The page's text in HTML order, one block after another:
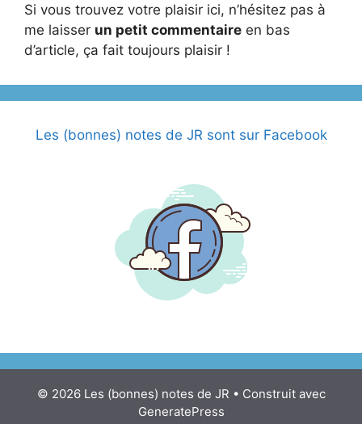
Si vous trouvez votre plaisir ici, n’hésitez pas à
me laisser un petit commentaire en bas
d’article, ça fait toujours plaisir !
Les (bonnes) notes de JR sont sur Facebook
© 2026 Les (bonnes) notes de JR • Construit avec
GeneratePress